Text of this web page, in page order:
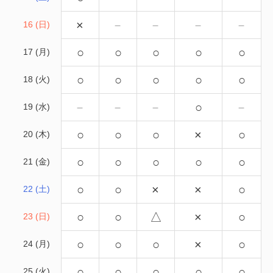
16 (日) × － － － －
17 (月) ○ ○ ○ ○ ○
18 (火) ○ ○ ○ ○ ○
19 (水) － － － ○ －
20 (木) ○ ○ ○ × ○
21 (金) ○ ○ ○ ○ ○
22 (土) ○ ○ × × ○
23 (日) ○ ○ △ × ○
24 (月) ○ ○ ○ × ○